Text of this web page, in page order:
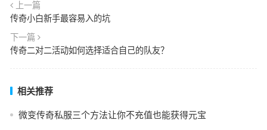
上一篇
传奇小白新手最容易入的坑
下一篇
传奇二对二活动如何选择适合自己的队友？
相关推荐
微变传奇私服三个方法让你不充值也能获得元宝